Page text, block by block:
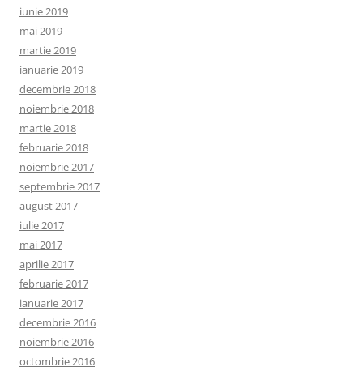
iunie 2019
mai 2019
martie 2019
ianuarie 2019
decembrie 2018
noiembrie 2018
martie 2018
februarie 2018
noiembrie 2017
septembrie 2017
august 2017
iulie 2017
mai 2017
aprilie 2017
februarie 2017
ianuarie 2017
decembrie 2016
noiembrie 2016
octombrie 2016